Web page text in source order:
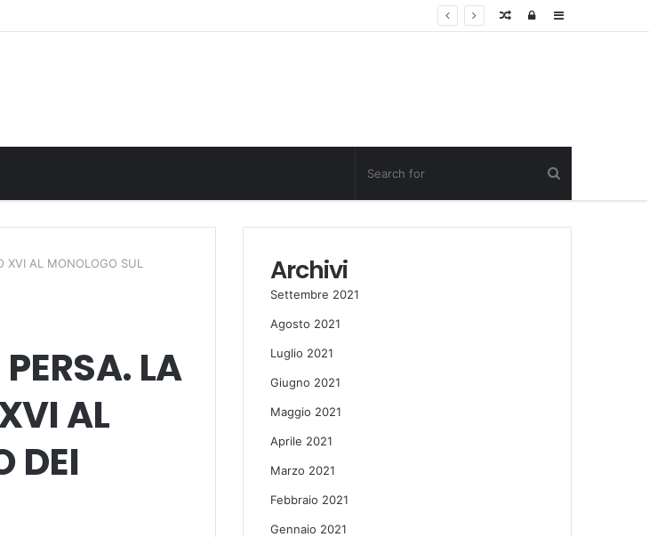
Sidebar
Log
Random
XVI AL MONOLOGO SUL
LA
AL
DEI
Archivi
Settembre 2021
Agosto 2021
Luglio 2021
Giugno 2021
Maggio 2021
Aprile 2021
Marzo 2021
Febbraio 2021
Gennaio 2021